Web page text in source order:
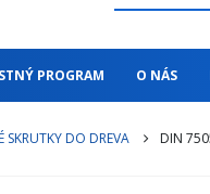
PROGRAM O NÁS
SKRUTKY DO DREVA DIN